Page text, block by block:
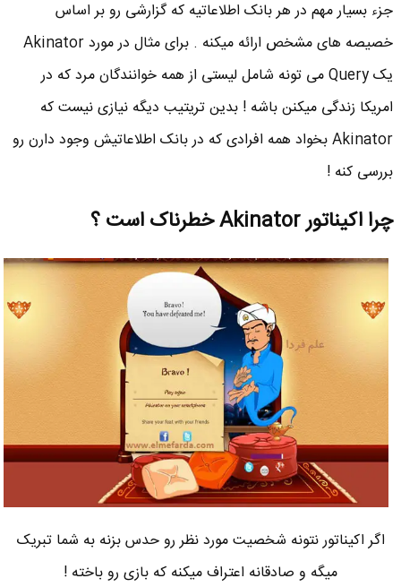
جزء بسیار مهم در هر بانک اطلاعاتیه که گزارشی رو بر اساس
خصیصه های مشخص ارائه میکنه . برای مثال در مورد Akinator
یک Query می تونه شامل لیستی از همه خوانندگان مرد که در
امریکا زندگی میکنن باشه ! بدین تریتیب دیگه نیازی نیست که
Akinator بخواد همه افرادی که در بانک اطلاعاتیش وجود دارن رو
بررسی کنه !
چرا اکیناتور Akinator خطرناک است ؟
اگر اکیناتور نتونه شخصیت مورد نظر رو حدس بزنه به شما تبریک
میگه و صادقانه اعتراف میکنه که بازی رو باخته !